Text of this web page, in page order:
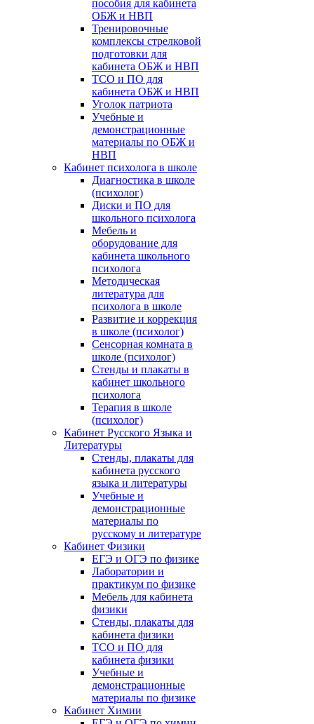
пособия для кабинета
ОБЖ и НВП
Тренировочные
комплексы стрелковой
подготовки для
кабинета ОБЖ и НВП
ТСО и ПО для
кабинета ОБЖ и НВП
Уголок патриота
Учебные и
демонстрационные
материалы по ОБЖ и
НВП
Кабинет психолога в школе
Диагностика в школе
(психолог)
Диски и ПО для
школьного психолога
Мебель и
оборудование для
кабинета школьного
психолога
Методическая
литература для
психолога в школе
Развитие и коррекция
в школе (психолог)
Сенсорная комната в
школе (психолог)
Стенды и плакаты в
кабинет школьного
психолога
Терапия в школе
(психолог)
Кабинет Русского Языка и
Литературы
Стенды, плакаты для
кабинета русского
языка и литературы
Учебные и
демонстрационные
материалы по
русскому и литературе
Кабинет Физики
ЕГЭ и ОГЭ по физике
Лаборатории и
практикум по физике
Мебель для кабинета
физики
Стенды, плакаты для
кабинета физики
ТСО и ПО для
кабинета физики
Учебные и
демонстрационные
материалы по физике
Кабинет Химии